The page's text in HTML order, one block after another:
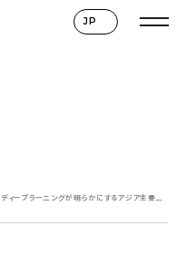
JP
ディープラーニングが明らかにするアジア主要企業のESG指標の特徴：解説